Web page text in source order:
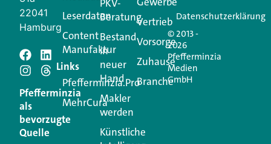
Schreiben Sie einen
Kommentar
Ihre E-Mail-Adresse wird nicht veröffentlicht.
Erforderliche Felder sind mit
22041
Hamburg
Pfefferminzia
als
bevorzugte
Quelle
Leserdaten
Content
Manufaktur
Links
Pfefferminzia.Pro
MehrCura
PKV-
Beratung
Bestand
in
neuer
Hand
Makler
werden
Künstliche
Vertrieb
Vorsorge
Zuhause
Branche
© 2013 -
2026
Pfefferminzia
Medien
GmbH
Datenschutzerklärung